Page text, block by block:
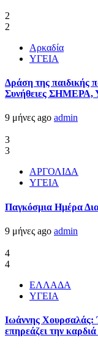
2
2
Αρκαδία
ΥΓΕΙΑ
Δράση της παιδικής
Συνήθειες ΣΗΜΕΡΑ,
9 μήνες ago admin
3
3
ΑΡΓΟΛΙΔΑ
ΥΓΕΙΑ
Παγκόσμια Ημέρα
9 μήνες ago admin
4
4
ΕΛΛΑΔΑ
ΥΓΕΙΑ
Ιωάννης Χουρσαλάς:
επηρεάζει την